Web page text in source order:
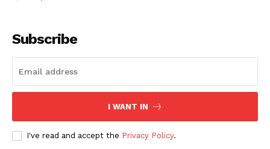
Subscribe
I WANT IN
I've read and accept the Privacy Policy.